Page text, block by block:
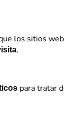
los sitios
.
para tratar